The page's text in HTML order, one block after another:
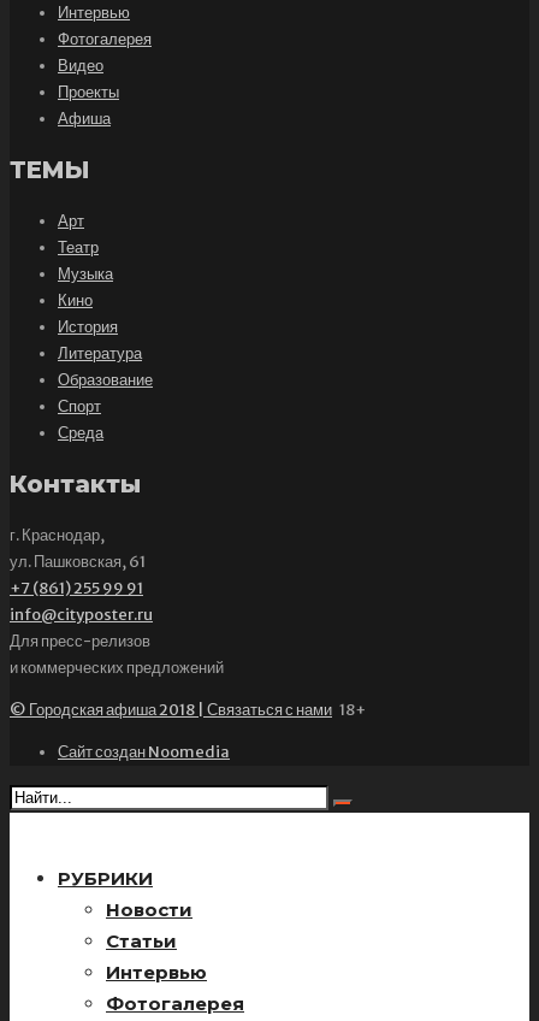
Интервью
Фотогалерея
Видео
Проекты
Афиша
ТЕМЫ
Арт
Театр
Музыка
Кино
История
Литература
Образование
Спорт
Среда
Контакты
г. Краснодар,
ул. Пашковская, 61
+7 (861) 255 99 91
info@cityposter.ru
Для пресс-релизов
и коммерческих предложений
© Городская афиша 2018 | Связаться с нами 18+
Сайт создан Noomedia
РУБРИКИ
Новости
Статьи
Интервью
Фотогалерея